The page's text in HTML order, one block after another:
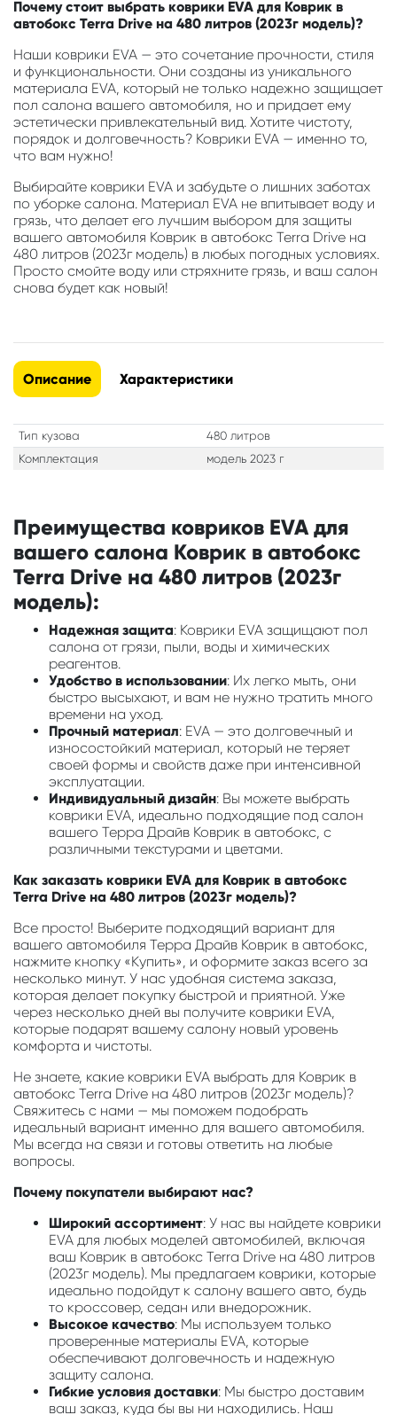
Почему стоит выбрать коврики EVA для Коврик в
автобокс Terra Drive на 480 литров (2023г модель)?
Наши коврики EVA — это сочетание прочности, стиля
и функциональности. Они созданы из уникального
материала EVA, который не только надежно защищает
пол салона вашего автомобиля, но и придает ему
эстетически привлекательный вид. Хотите чистоту,
порядок и долговечность? Коврики EVA — именно то,
что вам нужно!
Выбирайте коврики EVA и забудьте о лишних заботах
по уборке салона. Материал EVA не впитывает воду и
грязь, что делает его лучшим выбором для защиты
вашего автомобиля Коврик в автобокс Terra Drive на
480 литров (2023г модель) в любых погодных условиях.
Просто смойте воду или стряхните грязь, и ваш салон
снова будет как новый!
Описание Характеристики
Тип кузова
480 литров
Комплектация
модель 2023 г
Преимущества ковриков EVA для
вашего салона Коврик в автобокс
Terra Drive на 480 литров (2023г
модель):
Надежная защита: Коврики EVA защищают пол
салона от грязи, пыли, воды и химических
реагентов.
Удобство в использовании: Их легко мыть, они
быстро высыхают, и вам не нужно тратить много
времени на уход.
Прочный материал: EVA — это долговечный и
износостойкий материал, который не теряет
своей формы и свойств даже при интенсивной
эксплуатации.
Индивидуальный дизайн: Вы можете выбрать
коврики EVA, идеально подходящие под салон
вашего Терра Драйв Коврик в автобокс, с
различными текстурами и цветами.
Как заказать коврики EVA для Коврик в автобокс
Terra Drive на 480 литров (2023г модель)?
Все просто! Выберите подходящий вариант для
вашего автомобиля Терра Драйв Коврик в автобокс,
нажмите кнопку «Купить», и оформите заказ всего за
несколько минут. У нас удобная система заказа,
которая делает покупку быстрой и приятной. Уже
через несколько дней вы получите коврики EVA,
которые подарят вашему салону новый уровень
комфорта и чистоты.
Не знаете, какие коврики EVA выбрать для Коврик в
автобокс Terra Drive на 480 литров (2023г модель)?
Свяжитесь с нами — мы поможем подобрать
идеальный вариант именно для вашего автомобиля.
Мы всегда на связи и готовы ответить на любые
вопросы.
Почему покупатели выбирают нас?
Широкий ассортимент: У нас вы найдете коврики
EVA для любых моделей автомобилей, включая
ваш Коврик в автобокс Terra Drive на 480 литров
(2023г модель). Мы предлагаем коврики, которые
идеально подойдут к салону вашего авто, будь
то кроссовер, седан или внедорожник.
Высокое качество: Мы используем только
проверенные материалы EVA, которые
обеспечивают долговечность и надежную
защиту салона.
Гибкие условия доставки: Мы быстро доставим
ваш заказ, куда бы вы ни находились. Наш